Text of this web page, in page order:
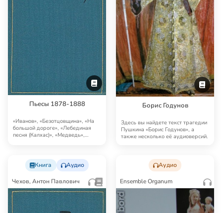
Пьесы 1878-1888
«Иванов», «Безотцовщина», «На
большой дороге», «Лебединая
песня (Калхас)», «Медведь»,
Борис Годунов
Здесь вы найдете текст трагедии
Пушкина «Борис Годунов», а
также несколько её аудиоверсий.
Книга Аудио
Чехов, Антон Павлович
Аудио
Ensemble Organum